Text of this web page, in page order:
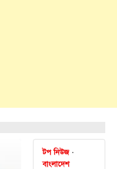
টপ নিউজ
বাংলাদেশ